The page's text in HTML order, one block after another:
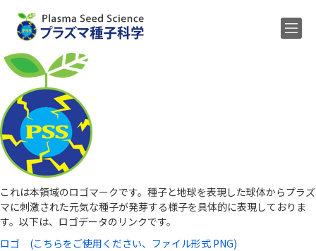
Home
メンバー
研究内容
公募
研究業績
ENGLISH
これは本領域のロゴマークです。種子と地球を表現した球体からプラズ
マに刺激された元気な種子が発芽する様子を具体的に表現しておりま
す。以下は、ロゴデータのリンクです。
ロゴ (こちらをご使用ください、ファイル形式 PNG)